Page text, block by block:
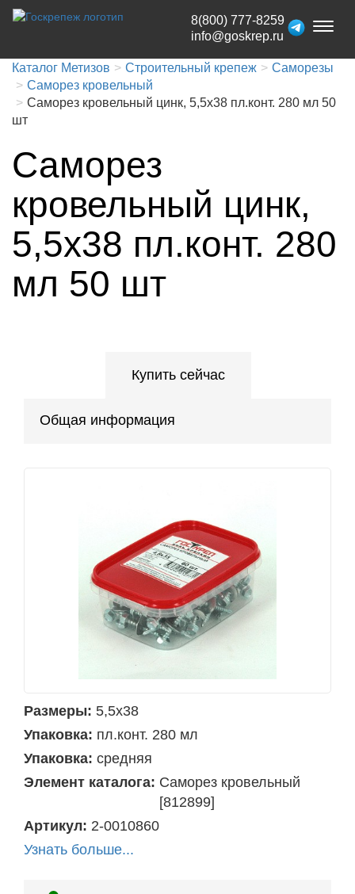
Toggle
8(800) 777-8259
info@goskrep.ru
Каталог Метизов Строительный крепеж
Саморезы
Саморез кровельный
Саморез кровельный цинк, 5,5x38 пл.конт. 280 мл 50
шт
Саморез
кровельный цинк,
5,5x38 пл.конт. 280
мл 50 шт
Купить сейчас
Общая информация
Размеры: 5,5х38
Упаковка: пл.конт. 280 мл
Упаковка: средняя
Элемент каталога: Саморез кровельный
[812899]
Артикул: 2-0010860
Узнать больше...